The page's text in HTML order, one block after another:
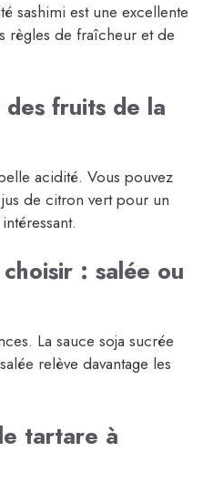
sashimi est une excellente
règles de fraîcheur et de
des fruits de la
acidité. Vous pouvez
de citron vert pour un
: salée ou
La sauce soja sucrée
relève davantage les
tartare à